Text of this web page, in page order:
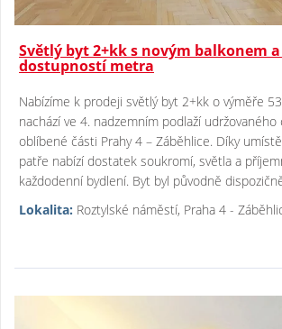
Světlý byt 2+kk s novým balkonem
dostupností metra
Nabízíme k prodeji světlý byt 2+kk o výměře
nachází ve 4. nadzemním podlaží
oblíbené části Prahy 4 – Záběhlice. Díky
patře nabízí dostatek soukromí, světla a
každodenní bydlení. Byt byl původně
Lokalita: Roztylské náměstí, Praha 4 -